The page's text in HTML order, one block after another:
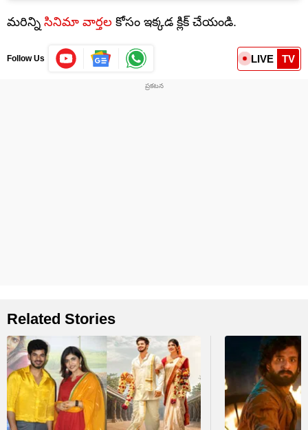
మరిన్ని సినిమా వార్తల కోసం ఇక్కడ క్లిక్ చేయండి.
Follow Us LIVE TV
Related Stories